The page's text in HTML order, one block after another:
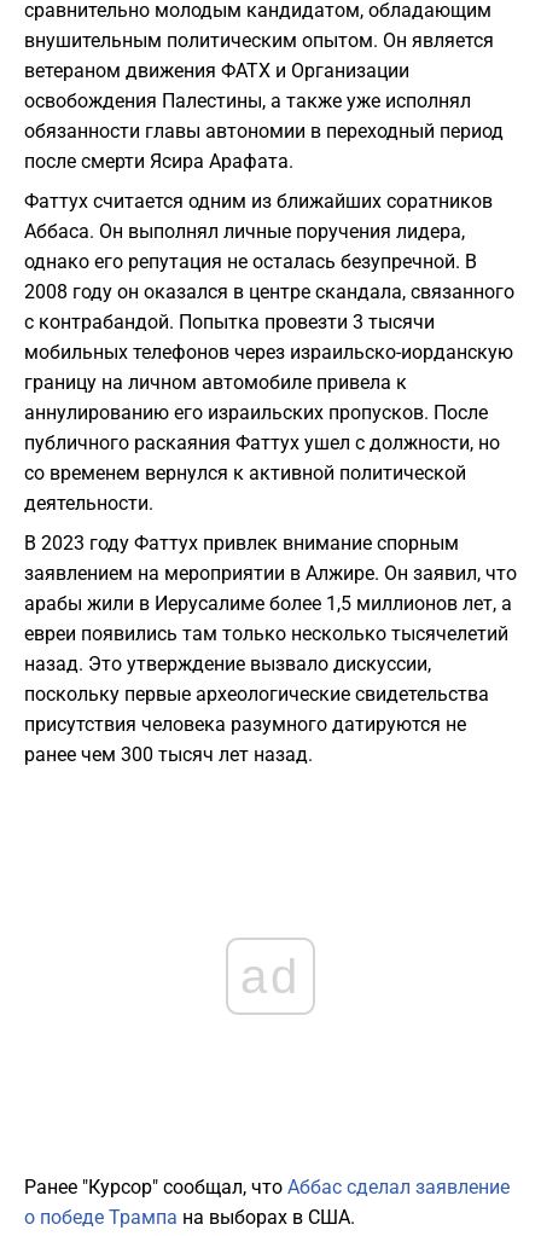
сравнительно молодым кандидатом, обладающим
внушительным политическим опытом. Он является
ветераном движения ФАТХ и Организации
освобождения Палестины, а также уже исполнял
обязанности главы автономии в переходный период
после смерти Ясира Арафата.
Фаттух считается одним из ближайших соратников
Аббаса. Он выполнял личные поручения лидера,
однако его репутация не осталась безупречной. В
2008 году он оказался в центре скандала, связанного
с контрабандой. Попытка провезти 3 тысячи
мобильных телефонов через израильско-иорданскую
границу на личном автомобиле привела к
аннулированию его израильских пропусков. После
публичного раскаяния Фаттух ушел с должности, но
со временем вернулся к активной политической
деятельности.
В 2023 году Фаттух привлек внимание спорным
заявлением на мероприятии в Алжире. Он заявил, что
арабы жили в Иерусалиме более 1,5 миллионов лет, а
евреи появились там только несколько тысячелетий
назад. Это утверждение вызвало дискуссии,
поскольку первые археологические свидетельства
присутствия человека разумного датируются не
ранее чем 300 тысяч лет назад.
ad
Ранее "Курсор" сообщал, что Аббас сделал заявление
о победе Трампа на выборах в США.